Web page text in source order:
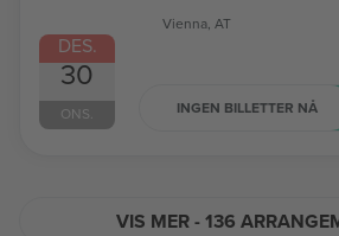
DES.
30
ONS.
Vienna, AT
INGEN BILLETTER NÅ
VIS MER - 136